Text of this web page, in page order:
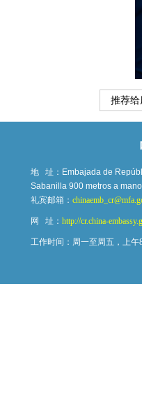
推荐给
地 址： Embajada de
Sabanilla 900 metros a
礼宾邮箱：
网 址： http://cr.china-
工作时间：周一至周五，上午